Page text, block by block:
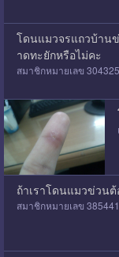
โดนแมวจรแถวบ้าน
าดทะยักหรือไม่คะ
สมาชิกหมายเลข
ถ้าเราโดนแมวข่วน
สมาชิกหมายเลข